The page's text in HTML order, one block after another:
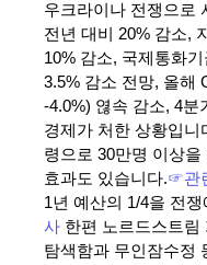
우크라이나 전쟁으로
전년 대비 20% 감소,
10% 감소, 국제통화
3.5% 감소 전망, 올해
-4.0%) 엲속 감소, 4분
경제가 처한 상황입니
령으로 30만명 이상
효과도 있습니다.☞관
1년 예산의 1/4을 전
사 한편 노르드스트림
탐색함과 무인잠수정